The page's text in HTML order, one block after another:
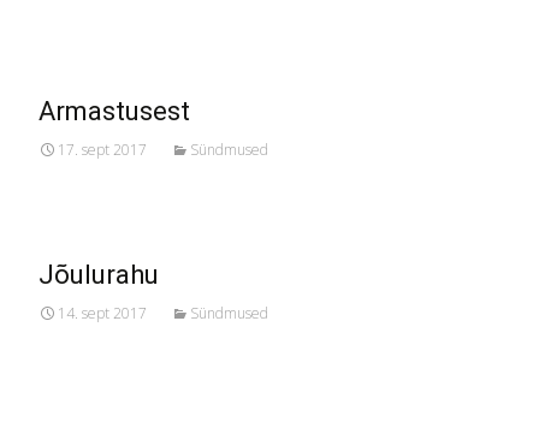
Armastusest
17. sept 2017 Sündmused
Jõulurahu
14. sept 2017 Sündmused